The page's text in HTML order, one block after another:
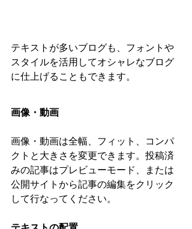
テキストが多いブログも、フォントや
スタイルを活用してオシャレなブログ
に仕上げることもできます。
画像・動画
画像・動画は全幅、フィット、コンパ
クトと大きさを変更できます。投稿済
みの記事はプレビューモード、または
公開サイトから記事の編集をクリック
して行なってください。